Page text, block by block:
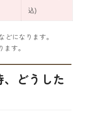
込)
になります。
ます。
どうした